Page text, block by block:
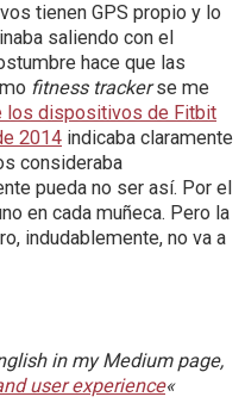
tienen GPS propio y lo
saliendo con el
hace que las
fitness trackerse me
los dispositivos de Fitbit
2014 indicaba claramente
consideraba
pueda no ser así. Por el
en cada muñeca. Pero la
indudablemente, no va a
in my Medium page,
user experience«